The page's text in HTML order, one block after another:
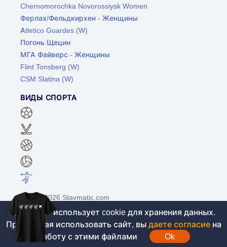
Chernomorochka Novorossiysk Women
Ферлах/Фельдкирхен - Женщины
Atletico Guardes (W)
Погонь Щецин
МГА Файверс - Женщины
Flint Tonsberg (W)
CSM Slatina (W)
ВИДЫ СПОРТА
©2017-2026 Stavmatic.com
Для лиц старше 18 лет. На сайте не
проводятся игры на денежные средства, вся
Этот сайт использует cookie для хранения данных.
Продолжая использовать сайт, вы даете согласие на
работу с этими файлами
Ok